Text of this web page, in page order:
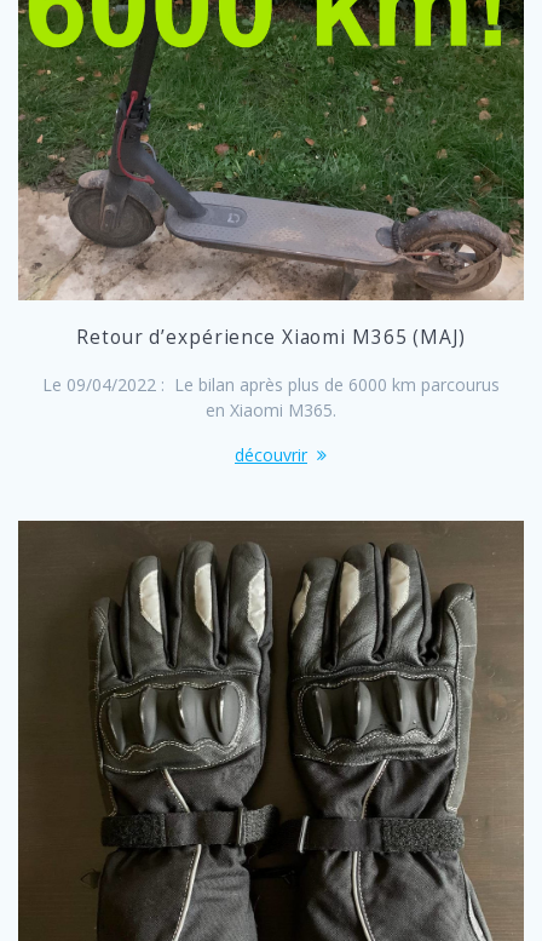
Retour d’expérience Xiaomi M365 (MAJ)
Le 09/04/2022 : Le bilan après plus de 6000 km parcourus
en Xiaomi M365.
découvrir